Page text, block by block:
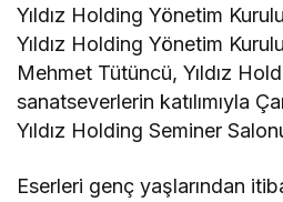
Yıldız Holding Yönetim
Yıldız Holding Yönetim
Mehmet Tütüncü, Yıldız
sanatseverlerin katılımıyla
Yıldız Holding Seminer
Eserleri genç yaşlarından